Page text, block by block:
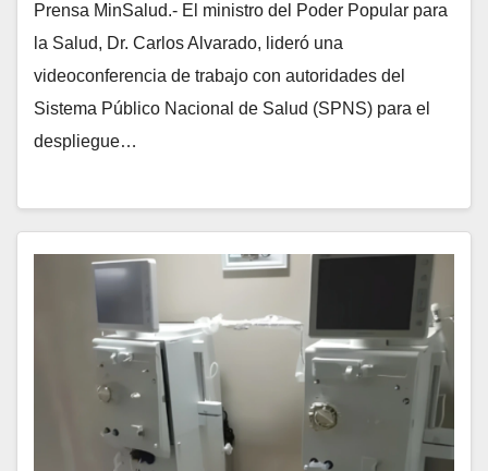
Prensa MinSalud.- El ministro del Poder Popular para
la Salud, Dr. Carlos Alvarado, lideró una
videoconferencia de trabajo con autoridades del
Sistema Público Nacional de Salud (SPNS) para el
despliegue…